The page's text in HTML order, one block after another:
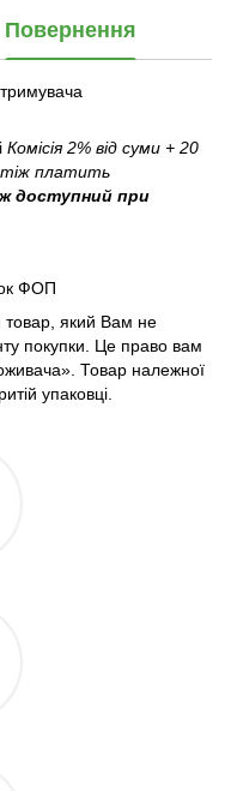
Повернення
Комісія 2% від суми + 20
платить
доступний при
ФОП
товар, який Вам не
покупки. Це право вам
Товар належної
упаковці.